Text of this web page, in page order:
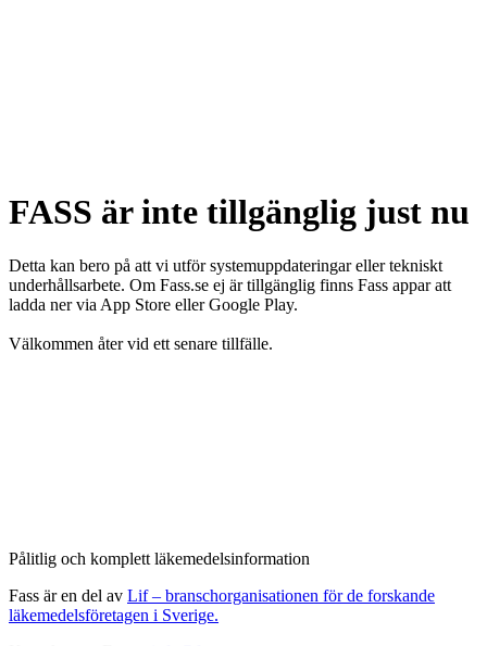
FASS är inte tillgänglig just nu
Detta kan bero på att vi utför systemuppdateringar eller tekniskt
underhållsarbete. Om Fass.se ej är tillgänglig finns Fass appar att
ladda ner via App Store eller Google Play.
Välkommen åter vid ett senare tillfälle.
Pålitlig och komplett läkemedelsinformation
Fass är en del av Lif – branschorganisationen för de forskande
läkemedelsföretagen i Sverige.